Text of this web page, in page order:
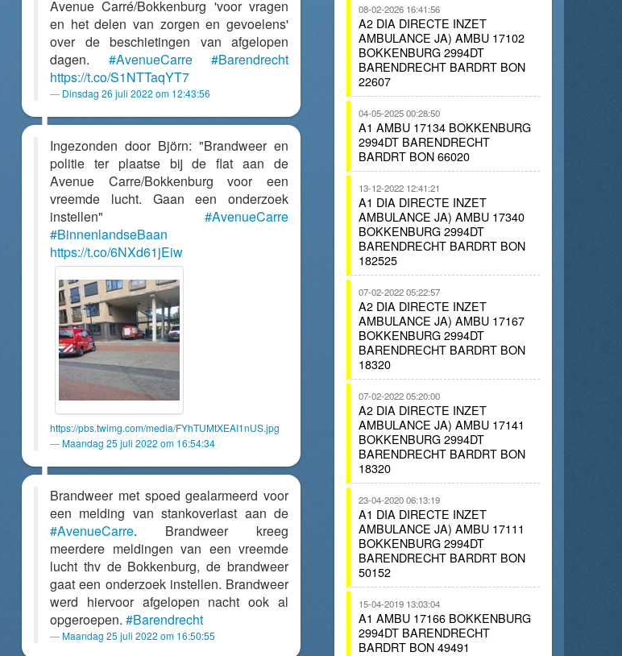
Avenue Carré/Bokkenburg 'voor vragen
en het delen van zorgen en gevoelens'
over de beschietingen van afgelopen
dagen. #AvenueCarre
#Barendrecht
https://t.co/S1NTTaqYT7
Dinsdag 26 juli 2022 om 12:43:56
Ingezonden door Björn: "Brandweer en
politie ter plaatse bij de flat aan de
Avenue Carre/Bokkenburg voor een
vreemde lucht. Gaan een onderzoek
instellen" #AvenueCarre
#BinnenlandseBaan
https://t.co/6NXd61jEiw
https://pbs.twimg.com/media/FYhTUMtXEAI1nUS.jpg
Maandag 25 juli 2022 om 16:54:34
Brandweer met spoed gealarmeerd voor
een melding van stankoverlast aan de
#AvenueCarre. Brandweer kreeg
meerdere meldingen van een vreemde
lucht thv de Bokkenburg, de brandweer
gaat een onderzoek instellen. Brandweer
werd hiervoor afgelopen nacht ook al
opgeroepen. #Barendrecht
Maandag 25 juli 2022 om 16:50:55
08-02-2026 16:41:56
A2 DIA DIRECTE INZET
AMBULANCE JA) AMBU 17102
BOKKENBURG 2994DT
BARENDRECHT BARDRT BON
22607
04-05-2025 00:28:50
A1 AMBU 17134 BOKKENBURG
2994DT BARENDRECHT
BARDRT BON 66020
13-12-2022 12:41:21
A1 DIA DIRECTE INZET
AMBULANCE JA) AMBU 17340
BOKKENBURG 2994DT
BARENDRECHT BARDRT BON
182525
07-02-2022 05:22:57
A2 DIA DIRECTE INZET
AMBULANCE JA) AMBU 17167
BOKKENBURG 2994DT
BARENDRECHT BARDRT BON
18320
07-02-2022 05:20:00
A2 DIA DIRECTE INZET
AMBULANCE JA) AMBU 17141
BOKKENBURG 2994DT
BARENDRECHT BARDRT BON
18320
23-04-2020 06:13:19
A1 DIA DIRECTE INZET
AMBULANCE JA) AMBU 17111
BOKKENBURG 2994DT
BARENDRECHT BARDRT BON
50152
15-04-2019 13:03:04
A1 AMBU 17166 BOKKENBURG
2994DT BARENDRECHT
BARDRT BON 49491